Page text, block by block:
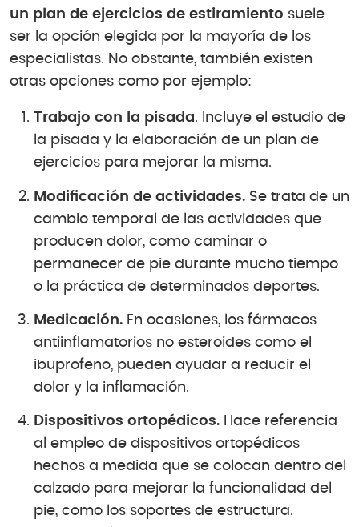
un plan de ejercicios de estiramiento suele
ser la opción elegida por la mayoría de los
especialistas. No obstante, también existen
otras opciones como por ejemplo:
Trabajo con la pisada. Incluye el estudio de
la pisada y la elaboración de un plan de
ejercicios para mejorar la misma.
Modificación de actividades. Se trata de un
cambio temporal de las actividades que
producen dolor, como caminar o
permanecer de pie durante mucho tiempo
o la práctica de determinados deportes.
Medicación. En ocasiones, los fármacos
antiinflamatorios no esteroides como el
ibuprofeno, pueden ayudar a reducir el
dolor y la inflamación.
Dispositivos ortopédicos. Hace referencia
al empleo de dispositivos ortopédicos
hechos a medida que se colocan dentro del
calzado para mejorar la funcionalidad del
pie, como los soportes de estructura.